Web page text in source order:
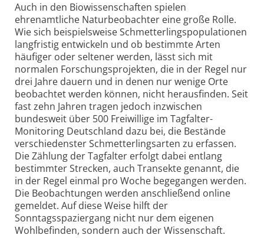
Auch in den Biowissenschaften spielen
ehrenamtliche Naturbeobachter eine große Rolle.
Wie sich beispielsweise Schmetterlingspopulationen
langfristig entwickeln und ob bestimmte Arten
häufiger oder seltener werden, lässt sich mit
normalen Forschungsprojekten, die in der Regel nur
drei Jahre dauern und in denen nur wenige Orte
beobachtet werden können, nicht herausfinden. Seit
fast zehn Jahren tragen jedoch inzwischen
bundesweit über 500 Freiwillige im Tagfalter-
Monitoring Deutschland dazu bei, die Bestände
verschiedenster Schmetterlingsarten zu erfassen.
Die Zählung der Tagfalter erfolgt dabei entlang
bestimmter Strecken, auch Transekte genannt, die
in der Regel einmal pro Woche begegangen werden.
Die Beobachtungen werden anschließend online
gemeldet. Auf diese Weise hilft der
Sonntagsspaziergang nicht nur dem eigenen
Wohlbefinden, sondern auch der Wissenschaft.